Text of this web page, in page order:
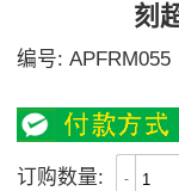
刻
编号:APFRM055
订购数量: -